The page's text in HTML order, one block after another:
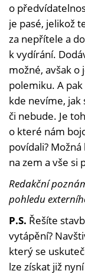
o
je pasé, jelikož
za nepřítele a
k vydírání.
možné, avšak
polemiku. A
kde nevíme, jak
či nebude. Je
o které nám
povídali?
na zem a vše si
Redakční
pohledu
P.S. Řešíte
vytápění?
který se
lze získat již